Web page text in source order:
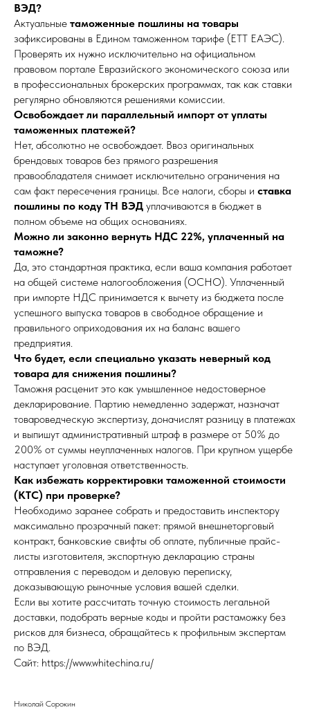
ВЭД?
Актуальные таможенные пошлины на товары
зафиксированы в Едином таможенном тарифе (ЕТТ ЕАЭС).
Проверять их нужно исключительно на официальном
правовом портале Евразийского экономического союза или
в профессиональных брокерских программах, так как ставки
регулярно обновляются решениями комиссии.
Освобождает ли параллельный импорт от уплаты
таможенных платежей?
Нет, абсолютно не освобождает. Ввоз оригинальных
брендовых товаров без прямого разрешения
правообладателя снимает исключительно ограничения на
сам факт пересечения границы. Все налоги, сборы и ставка
пошлины по коду ТН ВЭД уплачиваются в бюджет в
полном объеме на общих основаниях.
Можно ли законно вернуть НДС 22%, уплаченный на
таможне?
Да, это стандартная практика, если ваша компания работает
на общей системе налогообложения (ОСНО). Уплаченный
при импорте НДС принимается к вычету из бюджета после
успешного выпуска товаров в свободное обращение и
правильного оприходования их на баланс вашего
предприятия.
Что будет, если специально указать неверный код
товара для снижения пошлины?
Таможня расценит это как умышленное недостоверное
декларирование. Партию немедленно задержат, назначат
товароведческую экспертизу, доначислят разницу в платежах
и выпишут административный штраф в размере от 50% до
200% от суммы неуплаченных налогов. При крупном ущербе
наступает уголовная ответственность.
Как избежать корректировки таможенной стоимости
(КТС) при проверке?
Необходимо заранее собрать и предоставить инспектору
максимально прозрачный пакет: прямой внешнеторговый
контракт, банковские свифты об оплате, публичные прайс-
листы изготовителя, экспортную декларацию страны
отправления с переводом и деловую переписку,
доказывающую рыночные условия вашей сделки.
Если вы хотите рассчитать точную стоимость легальной
доставки, подобрать верные коды и пройти растаможку без
рисков для бизнеса, обращайтесь к профильным экспертам
по ВЭД.
Сайт: https://www.whitechina.ru/
Николай Сорокин